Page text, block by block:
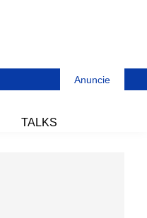
Anuncie
TALKS